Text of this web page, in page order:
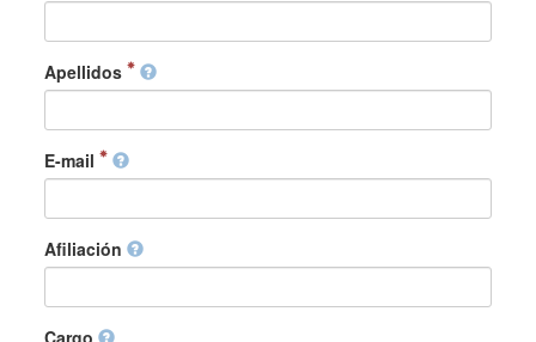
Apellidos
E-mail
Afiliación
Cargo